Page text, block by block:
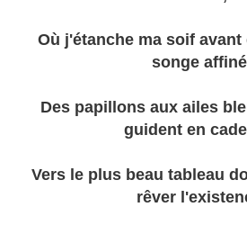
Où j'étanche ma soif
songe
Des papillons aux ailes
guident en
Vers le plus beau tableau
rêver